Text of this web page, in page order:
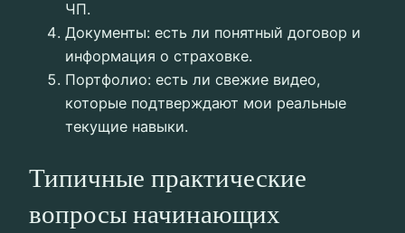
ЧП.
Документы: есть ли понятный договор и
информация о страховке.
Портфолио: есть ли свежие видео,
которые подтверждают мои реальные
текущие навыки.
Типичные практические
вопросы начинающих